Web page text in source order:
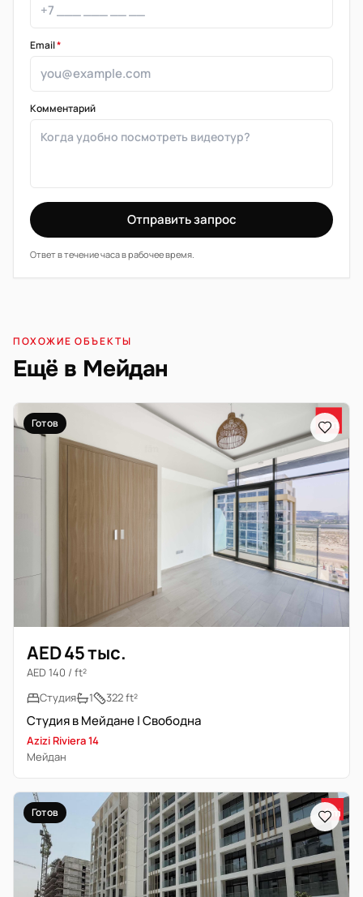
Email*
Комментарий
Отправить запрос
Ответ в течение часа в рабочее время.
ПОХОЖИЕ ОБЪЕКТЫ
Ещё в Мейдан
Готов
AED 45 тыс.
AED 140 / ft²
Студия
1 322 ft²
Студия в Мейдане | Свободна
Azizi Riviera 14
Мейдан
Готов